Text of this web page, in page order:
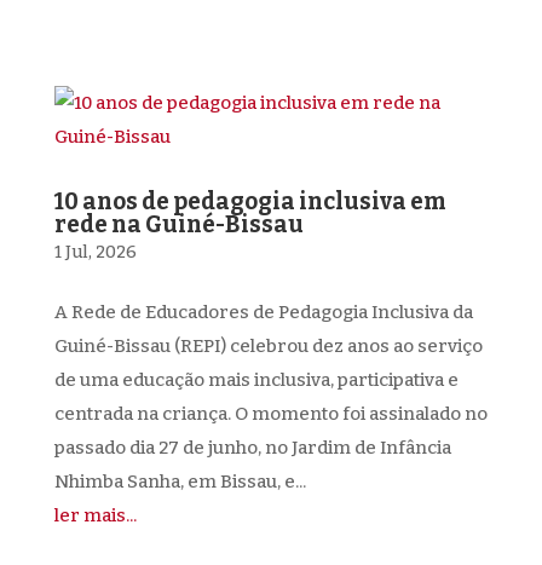
10 anos de pedagogia inclusiva em
rede na Guiné-Bissau
1 Jul, 2026
A Rede de Educadores de Pedagogia Inclusiva da
Guiné-Bissau (REPI) celebrou dez anos ao serviço
de uma educação mais inclusiva, participativa e
centrada na criança. O momento foi assinalado no
passado dia 27 de junho, no Jardim de Infância
Nhimba Sanha, em Bissau, e...
ler mais...